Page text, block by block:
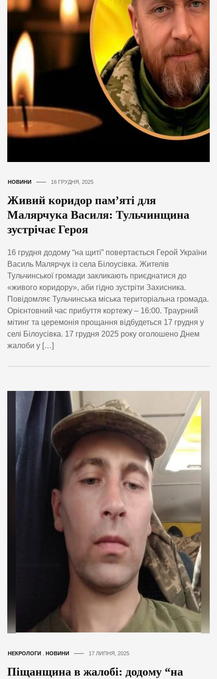
НОВИНИ 16 ГРУДНЯ, 2025
Живий коридор пам’яті для
Малярчука Василя: Тульчинщина
зустрічає Героя
16 грудня додому “на щиті” повертається Герой України
Василь Малярчук із села Білоусівка. Жителів
Тульчинської громади закликають приєднатися до
«живого коридору», аби гідно зустріти Захисника.
Повідомляє Тульчинська міська територіальна громада.
Орієнтовний час прибуття кортежу – 16:00. Траурний
мітинг та церемонія прощання відбудеться 17 грудня у
селі Білоусівка. 17 грудня 2025 року оголошено Днем
жалоби у […]
НЕКРОЛОГИ НОВИНИ 17 ЛИПНЯ, 2025
Піщанщина в жалобі: додому “на